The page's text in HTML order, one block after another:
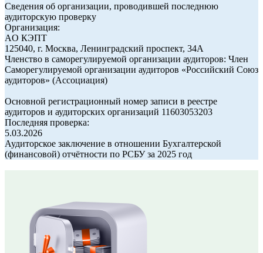
Сведения об организации, проводившей последнюю
аудиторскую проверку
Организация:
AO КЭПТ
125040, г. Москва, Ленинградский проспект, 34А
Членство в саморегулируемой организации аудиторов: Член
Саморегулируемой организации аудиторов «Российский Союз
аудиторов» (Ассоциация)
Основной регистрационный номер записи в реестре
аудиторов и аудиторских организаций 11603053203
Последняя проверка:
5.03.2026
Аудиторское заключение в отношении Бухгалтерской
(финансовой) отчётности по РСБУ за 2025 год